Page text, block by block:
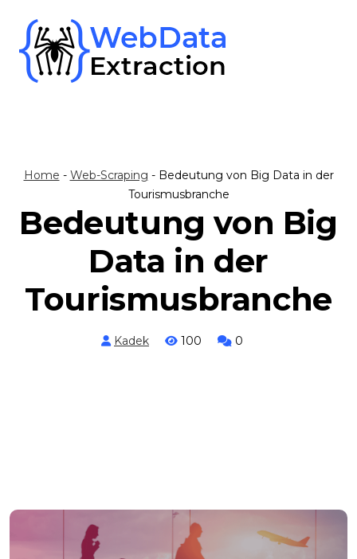
content
Home - Web-Scraping - Bedeutung von Big Data in der
Tourismusbranche
Bedeutung von Big
Data in der
Tourismusbranche
Kadek 100 0